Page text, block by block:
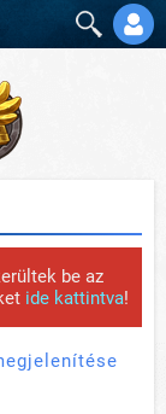
be az
ide kattintva!